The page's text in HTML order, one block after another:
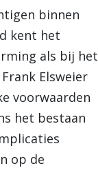
binnen
kent het
als bij het
Elsweier
voorwaarden
het bestaan
op de